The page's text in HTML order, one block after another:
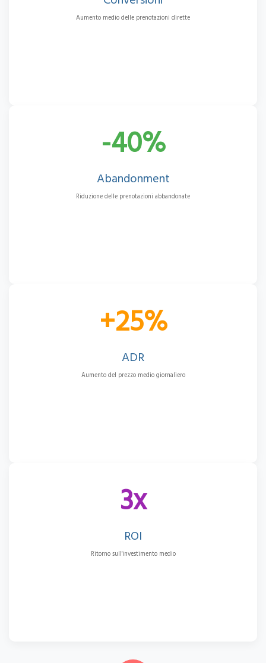
Aumento medio delle prenotazioni dirette
-40%
Abandonment
Riduzione delle prenotazioni abbandonate
+25%
ADR
Aumento del prezzo medio giornaliero
3x
ROI
Ritorno sull'investimento medio